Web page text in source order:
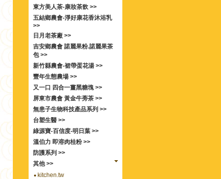
東方美人茶-康妝茶飲 >>
五結鄉農會-淨好康花香沐浴乳
>>
日月老茶廠 >>
吉安鄉農會 諾麗果粉.諾麗果茶
包 >>
新竹縣農會-裙帶蛋花湯 >>
豐年生態農場 >>
又一口 四合一薑黑糖塊 >>
屏東市農會 黃金牛蒡茶 >>
無患子生物科技產品系列 >>
台塑生醫 >>
綠源寶-百信度-明日葉 >>
溫伯力 即溶肉桂粉 >>
防護系列 >>
其他 >>
kitchen.tw